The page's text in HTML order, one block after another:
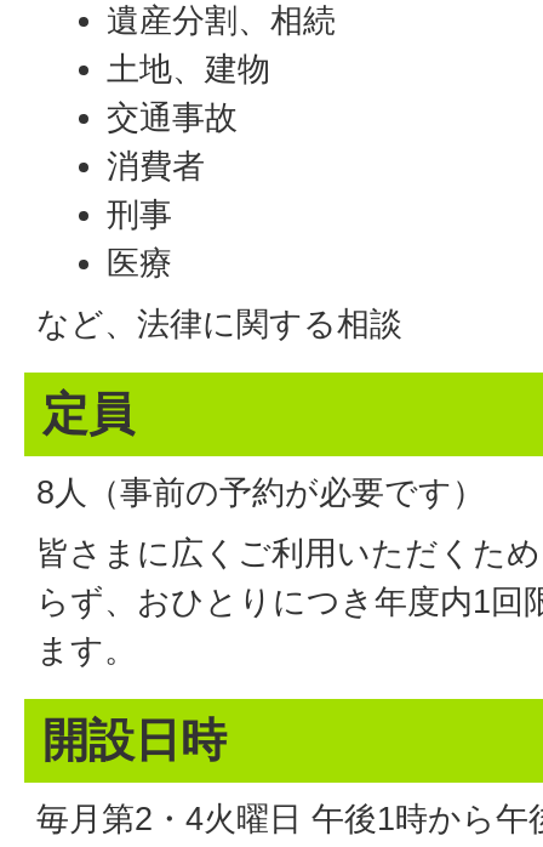
遺産分割、相続
土地、建物
交通事故
消費者
刑事
医療
など、法律に関する相談
定員
8人（事前の予約が必要です）
皆さまに広くご利用いただくた
らず、おひとりにつき年度内1回
ます。
開設日時
毎月第2・4火曜日 午後1時から